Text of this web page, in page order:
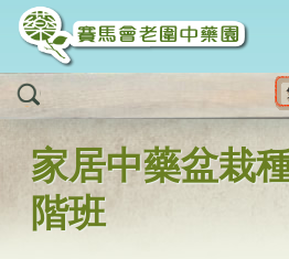
移至主內容
家居中藥盆栽
階班